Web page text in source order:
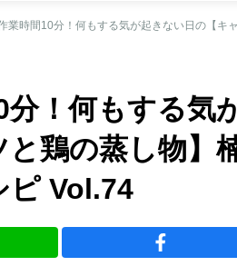
分！何もする気
と鶏の蒸し物】
ピ Vol.74